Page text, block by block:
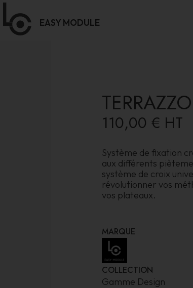
EASY MODULE
110,00 € HT
Système de fixation
aux différents
système de croix
révolutionner vos
vos plateaux.
MARQUE
COLLECTION
Gamme Design